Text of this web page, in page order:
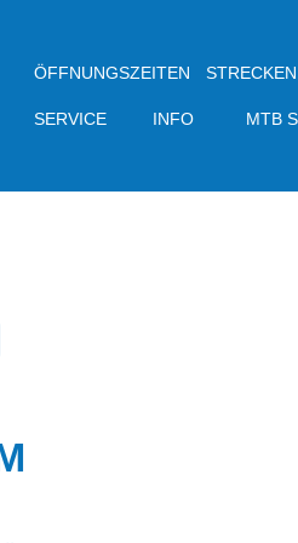
ÖFFNUNGSZEITEN STRECKEN
SERVICE INFO MTB